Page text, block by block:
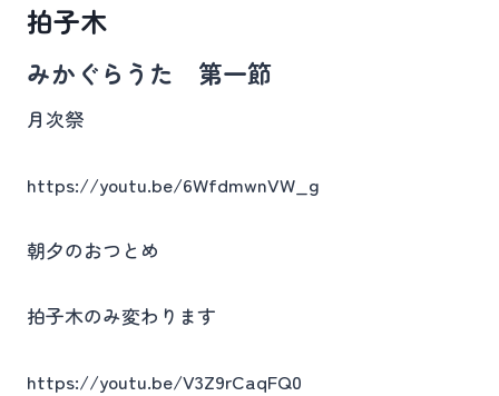
拍子木
みかぐらうた 第一節
月次祭
https://youtu.be/6WfdmwnVW_g
朝夕のおつとめ
拍子木のみ変わります
https://youtu.be/V3Z9rCaqFQ0